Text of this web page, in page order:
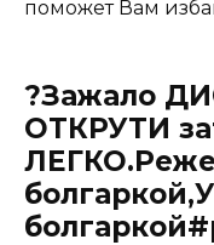
поможет Вам
?Зажало
ОТКРУТИ